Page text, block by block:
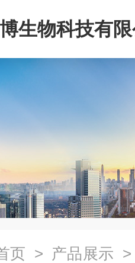
生物科技有
页 > 产品展示